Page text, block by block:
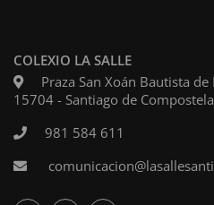
COLEXIO LA SALLE
Praza San Xoán Bautista de
15704 - Santiago de
981 584 611